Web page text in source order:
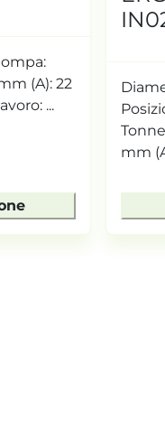
(A): 22
...
mm